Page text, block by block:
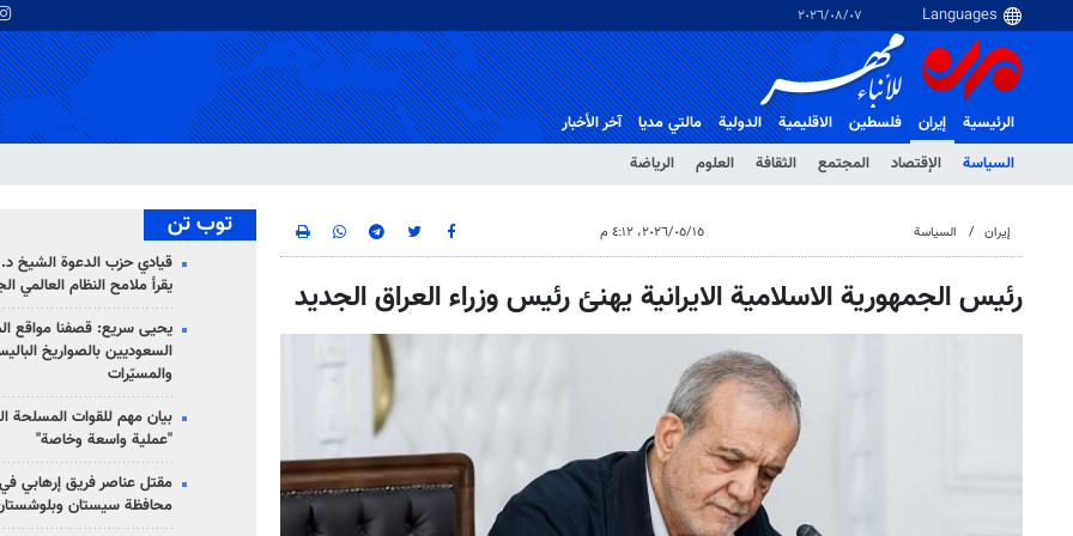
٠٧‏/٠٨‏/٢٠٢٦
الرئيسية
إيران
السياسة
الإقتصاد المجتمع الثقافة العلوم الرياضة
فلسطین الاقلیمیة الدولية مالتي مدیا آخر الأخبار
إيران السياسة ١٥‏/٠٥‏/٢٠٢٦، ٤:١٢ م
رئيس الجمهورية الاسلامية الايرانية يهنئ رئيس وزراء العراق الجديد
توب تن
قيادي حزب الدعوة الشيخ
يقرأ ملامح النظام العالمي
يحيى سريع: قصفنا مواقع
السعوديين بالصواريخ
والمسيّرات
بيان مهم للقوات المسلحة
"عملية واسعة وخاصة"
مقتل عناصر فريق إرهابي
محافظة سيستان